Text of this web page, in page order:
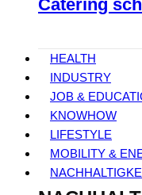
Catering
HEALTH
INDUSTRY
JOB &
KNOWHOW
LIFESTYLE
MOBILITY &